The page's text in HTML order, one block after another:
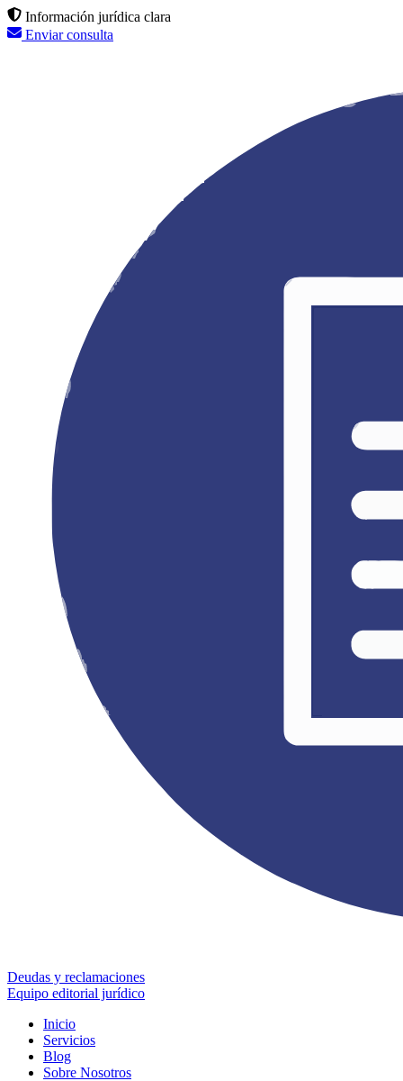
Información jurídica clara
Enviar consulta
Deudas y reclamaciones
Equipo editorial jurídico
Inicio
Servicios
Blog
Sobre Nosotros